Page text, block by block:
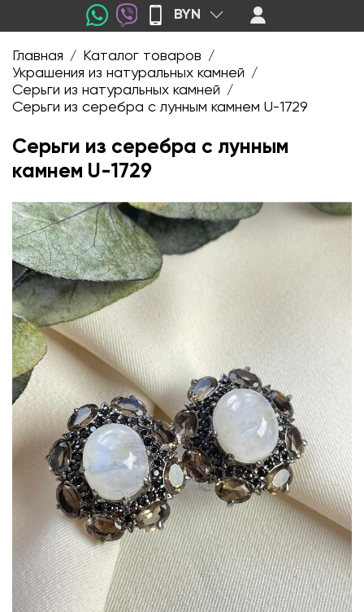
BYN
Главная / Каталог товаров /
Украшения из натуральных камней /
Серьги из натуральных камней /
Серьги из серебра с лунным камнем U-1729
Серьги из серебра с лунным
камнем U-1729